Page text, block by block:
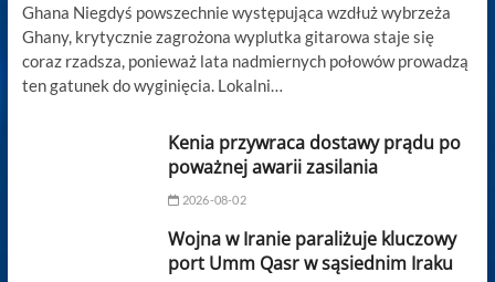
Ghana Niegdyś powszechnie występująca wzdłuż wybrzeża
Ghany, krytycznie zagrożona wyplutka gitarowa staje się
coraz rzadsza, ponieważ lata nadmiernych połowów prowadzą
ten gatunek do wyginięcia. Lokalni…
Kenia przywraca dostawy prądu po
poważnej awarii zasilania
2026-08-02
Wojna w Iranie paraliżuje kluczowy
port Umm Qasr w sąsiednim Iraku